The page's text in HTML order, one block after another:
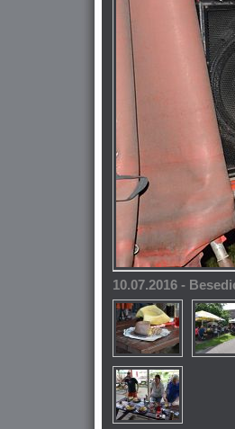
10.07.2016 -